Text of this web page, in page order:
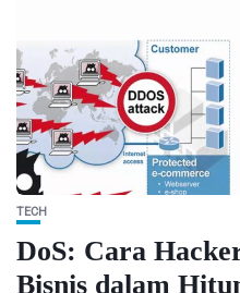
TECH
DoS: Cara
Bisnis dalam